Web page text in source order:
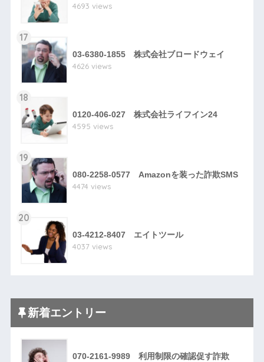
4693 views
17
03-6380-1855 株式会社ブロードウェイ
4626 views
18
0120-406-027 株式会社ライフイン24
4595 views
19
080-2258-0577 Amazonを装った詐欺SMS
4474 views
20
03-4212-8407 エイトツール
4037 views
新着エントリー
070-2161-9989 利用制限の確認促す詐欺